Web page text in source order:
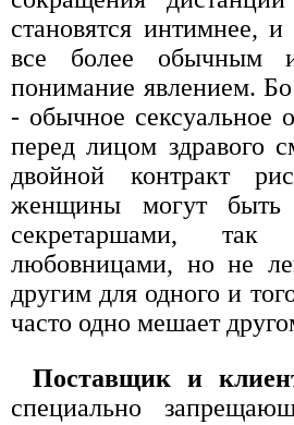
становятся интимнее, и
все более обычным
понимание явлением.
- обычное сексуальное
перед лицом здравого
двойной контракт
женщины могут быть
секретаршами,
любовницами, но не
другим для одного и
часто одно мешает
Поставщик и
специально